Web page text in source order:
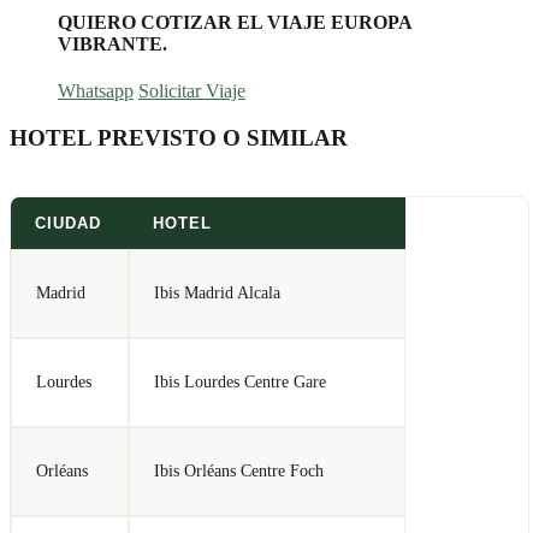
QUIERO COTIZAR EL VIAJE EUROPA
VIBRANTE.
Whatsapp Solicitar Viaje
HOTEL PREVISTO O SIMILAR
CIUDAD HOTEL
Madrid Ibis Madrid Alcala
Lourdes Ibis Lourdes Centre Gare
Orléans Ibis Orléans Centre Foch